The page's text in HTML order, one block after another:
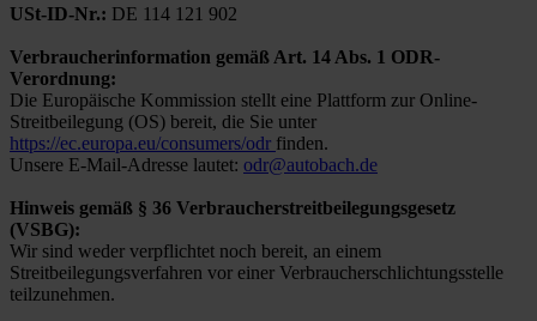
USt-ID-Nr.: DE 114 121 902
Verbraucherinformation gemäß Art. 14 Abs. 1 ODR-
Verordnung:
Die Europäische Kommission stellt eine Plattform zur Online-
Streitbeilegung (OS) bereit, die Sie unter
https://ec.europa.eu/consumers/odr finden.
Unsere E-Mail-Adresse lautet: odr@autobach.de
Hinweis gemäß § 36 Verbraucherstreitbeilegungsgesetz
(VSBG):
Wir sind weder verpflichtet noch bereit, an einem
Streitbeilegungsverfahren vor einer Verbraucherschlichtungsstelle
teilzunehmen.